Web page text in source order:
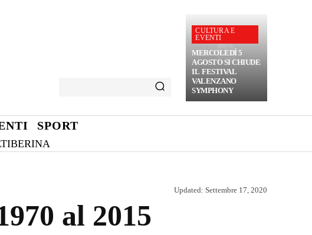
CULTURA E
EVENTI
MERCOLEDÌ 5
AGOSTO SI CHIUDE
IL FESTIVAL
VALENZANO
SYMPHONY
SPORT
Updated: Settembre 17, 2020
al 2015